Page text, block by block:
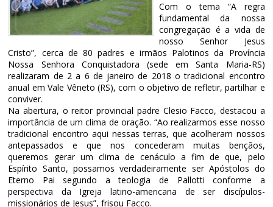
Com o tema “A regra
fundamental da nossa
congregação é a vida de
nosso Senhor Jesus
Cristo”, cerca de 80 padres e irmãos Palotinos da Província
Nossa Senhora Conquistadora (sede em Santa Maria-RS)
realizaram de 2 a 6 de janeiro de 2018 o tradicional encontro
anual em Vale Vêneto (RS), com o objetivo de refletir, partilhar e
conviver.
Na abertura, o reitor provincial padre Clesio Facco, destacou a
importância de um clima de oração. “Ao realizarmos esse nosso
tradicional encontro aqui nessas terras, que acolheram nossos
antepassados e que nos concederam muitas bençãos,
queremos gerar um clima de cenáculo a fim de que, pelo
Espírito Santo, possamos verdadeiramente ser Apóstolos do
Eterno Pai segundo a teologia de Pallotti conforme a
perspectiva da Igreja latino-americana de ser discípulos-
missionários de Jesus”, frisou Facco.